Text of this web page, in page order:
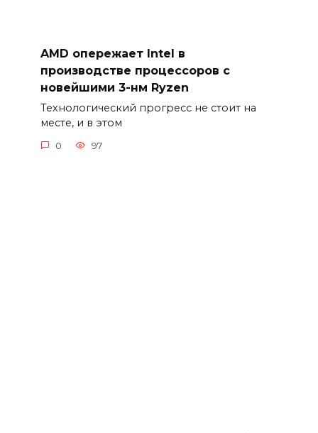
AMD опережает Intel в
производстве процессоров с
новейшими 3-нм Ryzen
Технологический прогресс не стоит на
месте, и в этом
0 97